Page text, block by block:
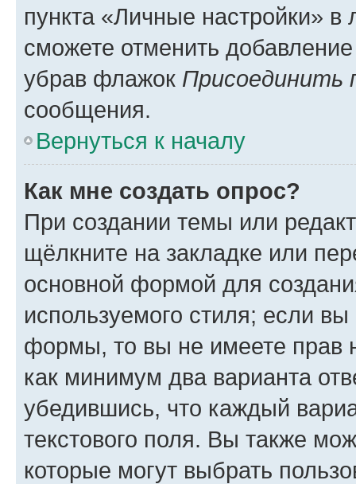
пункта «Личные настройки»
сможете отменить
убрав флажок Присоединить
сообщения.
Вернуться к началу
Как мне создать опрос?
При создании темы или
щёлкните на закладке или
основной формой для
используемого стиля; если
формы, то вы не имеете прав
как минимум два варианта
убедившись, что каждый
текстового поля. Вы также
которые могут выбрать